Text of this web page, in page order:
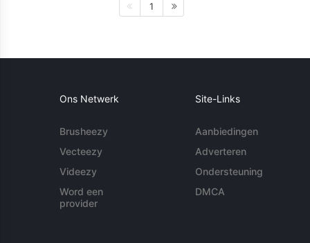
1
Ons Netwerk
Brusheezy
Vecteezy
Videezy
Word een
provider
Site-Links
Aanbiedingen
Adverteren
Ondersteuning
DMCA